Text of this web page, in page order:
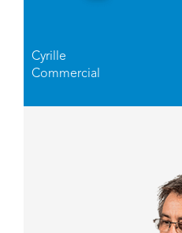
Cyrille
Commercial